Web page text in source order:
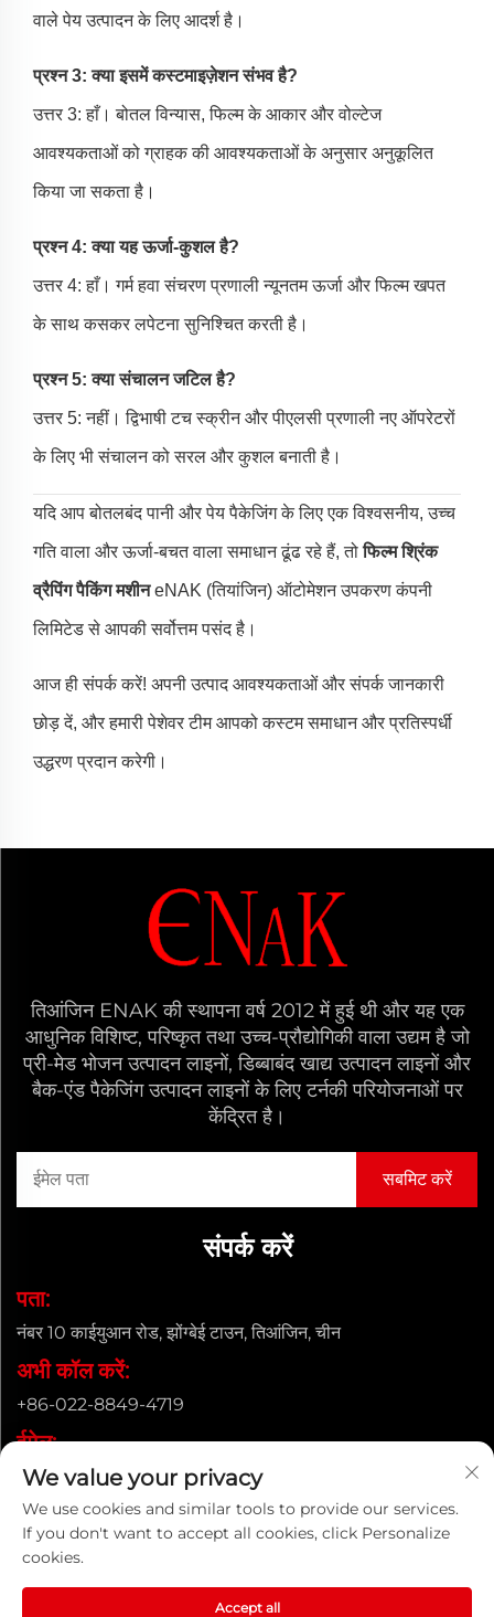
वाले पेय उत्पादन के लिए आदर्श है।
प्रश्न 3: क्या इसमें कस्टमाइज़ेशन संभव है?
उत्तर 3: हाँ। बोतल विन्यास, फिल्म के आकार और वोल्टेज
आवश्यकताओं को ग्राहक की आवश्यकताओं के अनुसार अनुकूलित
किया जा सकता है।
प्रश्न 4: क्या यह ऊर्जा-कुशल है?
उत्तर 4: हाँ। गर्म हवा संचरण प्रणाली न्यूनतम ऊर्जा और फिल्म खपत
के साथ कसकर लपेटना सुनिश्चित करती है।
प्रश्न 5: क्या संचालन जटिल है?
उत्तर 5: नहीं। द्विभाषी टच स्क्रीन और पीएलसी प्रणाली नए ऑपरेटरों
के लिए भी संचालन को सरल और कुशल बनाती है।
यदि आप बोतलबंद पानी और पेय पैकेजिंग के लिए एक विश्वसनीय, उच्च
गति वाला और ऊर्जा-बचत वाला समाधान ढूंढ रहे हैं, तोफिल्म श्रिंक
व्रैपिंग पैकिंग मशीनeNAK (तियांजिन) ऑटोमेशन उपकरण कंपनी
लिमिटेड से आपकी सर्वोत्तम पसंद है।
आज ही संपर्क करें! अपनी उत्पाद आवश्यकताओं और संपर्क जानकारी
छोड़ दें, और हमारी पेशेवर टीम आपको कस्टम समाधान और प्रतिस्पर्धी
उद्धरण प्रदान करेगी।
तिआंजिन ENAK की स्थापना वर्ष 2012 में हुई थी और यह एक
आधुनिक विशिष्ट, परिष्कृत तथा उच्च-प्रौद्योगिकी वाला उद्यम है जो
प्री-मेड भोजन उत्पादन लाइनों, डिब्बाबंद खाद्य उत्पादन लाइनों और
बैक-एंड पैकेजिंग उत्पादन लाइनों के लिए टर्नकी परियोजनाओं पर
केंद्रित है।
संपर्क करें
पता:
नंबर 10 काईयुआन रोड, झोंग्बेई टाउन, तिआंजिन, चीन
अभी कॉल करें:
+86-022-8849-4719
ईमेल:
[email protected]
कॉपीराइट © ENAK (तियांजिन) ऑटोमेशन उपकरण कं, लिमिटेड। |
We value your privacy
We use cookies and similar tools to provide our services.
If you don't want to accept all cookies, click Personalize
cookies.
Accept all